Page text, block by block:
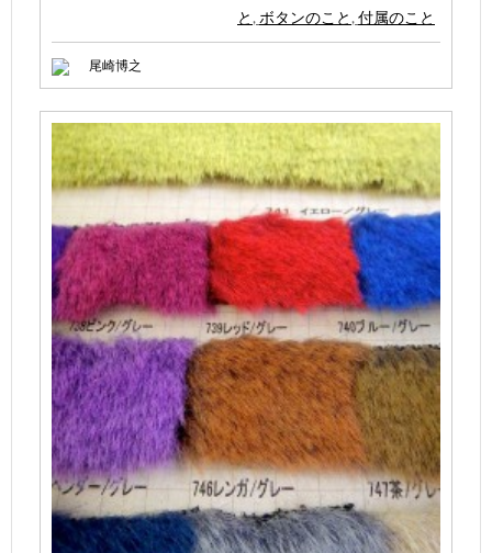
と , ボタンのこと , 付属のこと
尾崎博之